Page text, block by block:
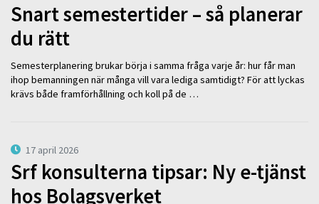
Snart semestertider – så planerar
du rätt
Semesterplanering brukar börja i samma fråga varje år: hur får man
ihop bemanningen när många vill vara lediga samtidigt? För att lyckas
krävs både framförhållning och koll på de …
17 april 2026
Srf konsulterna tipsar: Ny e-tjänst
hos Bolagsverket